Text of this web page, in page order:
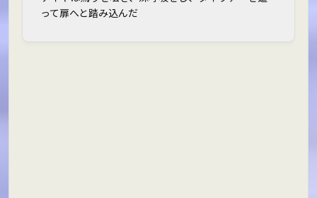
って扉へと踏み込んだ